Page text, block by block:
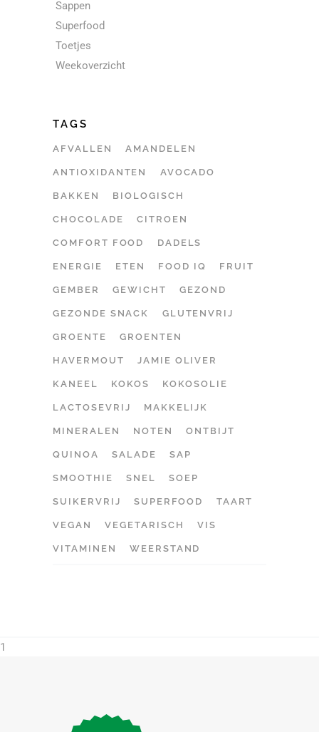
Sappen
Superfood
Toetjes
Weekoverzicht
TAGS
AFVALLEN AMANDELEN
ANTIOXIDANTEN AVOCADO
BAKKEN BIOLOGISCH
CHOCOLADE CITROEN
COMFORT FOOD DADELS
ENERGIE ETEN FOOD IQ FRUIT
GEMBER GEWICHT GEZOND
GEZONDE SNACK GLUTENVRIJ
GROENTE GROENTEN
HAVERMOUT JAMIE OLIVER
KANEEL KOKOS KOKOSOLIE
LACTOSEVRIJ MAKKELIJK
MINERALEN NOTEN ONTBIJT
QUINOA SALADE SAP
SMOOTHIE SNEL SOEP
SUIKERVRIJ SUPERFOOD TAART
VEGAN VEGETARISCH VIS
VITAMINEN WEERSTAND
1